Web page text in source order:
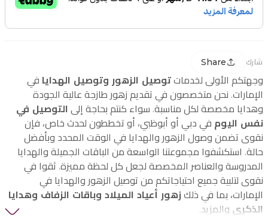
شارك Share
وجهتكم الأولى لخدمات توصيل الزهور وتوصيل الهدايا في
الإمارات. نحن متخصصون في تقديم زهور طازجة عالية الجودة
وهدايا مخصصة لكل مناسبة. سواء كنتم بحاجة إلى التوصيل في
نفس اليوم في دبي أو أبوظبي، أو تخططون لحدث خاص، فإن
نقوى تضمن وصول الزهور والهدايا في الوقت المحدد وبأفضل
حالة. استكشفوا مجموعتنا الواسعة من الباقات الجميلة والهدايا
المدروسة والعناصر المخصصة لجعل كل لحظة مميزة. ثقوا في
نقوى لتلبية جميع احتياجاتكم من توصيل الزهور والهدايا في
الإمارات، بما في ذلك زهور أعياد الميلاد وباقات الزفاف وهدايا
الذكرى والمزيد.